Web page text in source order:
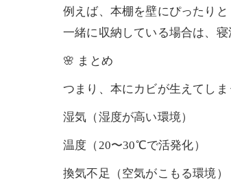
例えば、本棚を壁にぴったり
一緒に収納している場合は、
🌸 まとめ
つまり、本にカビが生えてしま
湿気（湿度が高い環境）
温度（20〜30℃で活発化）
換気不足（空気がこもる環境）